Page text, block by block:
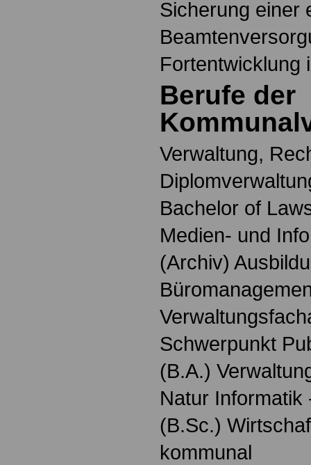
Sicherung einer
Fortentwicklung
Berufe der
Verwaltung,
Bachelor of
Medien- und
(Archiv)
Schwerpunkt
(B.A.)
Natur Informatik
(B.Sc.)
kommunal